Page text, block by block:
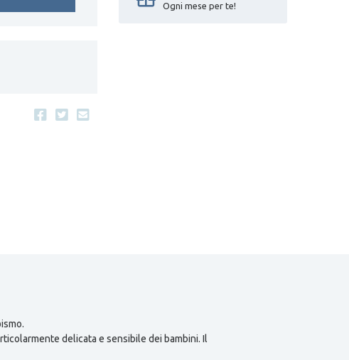
Ogni mese per te!
delicata e sensibile dei bambini. Il